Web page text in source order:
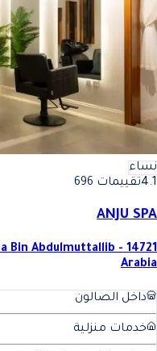
نساء
4.1تقييمات 696
ANJU SPA
Arabia
داخل الصالون
خدمات منزلية